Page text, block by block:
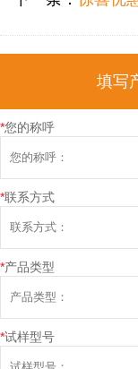
填写
*您的称呼
*联系方式
*产品类型
*试样型号